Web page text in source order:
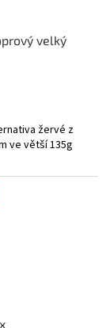
velký
žervé z
ve větší 135g